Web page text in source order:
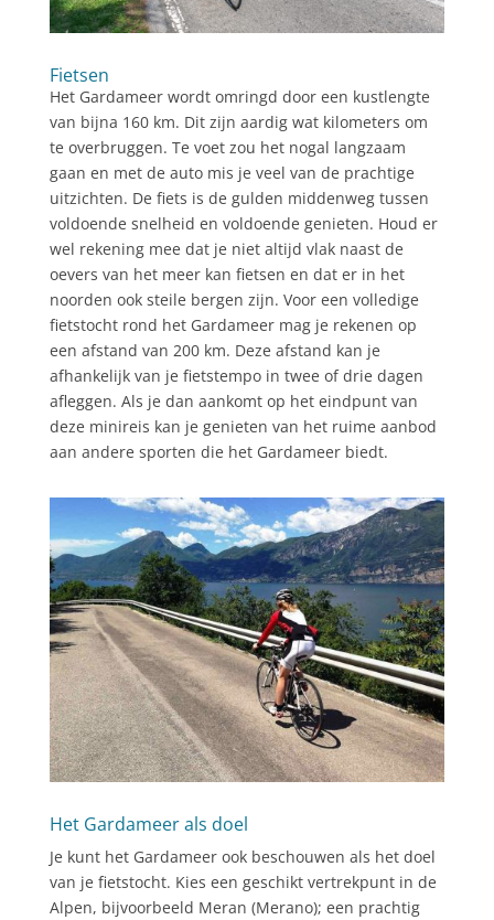
Fietsen
Het Gardameer wordt omringd door een kustlengte
van bijna 160 km. Dit zijn aardig wat kilometers om
te overbruggen. Te voet zou het nogal langzaam
gaan en met de auto mis je veel van de prachtige
uitzichten. De fiets is de gulden middenweg tussen
voldoende snelheid en voldoende genieten. Houd er
wel rekening mee dat je niet altijd vlak naast de
oevers van het meer kan fietsen en dat er in het
noorden ook steile bergen zijn. Voor een volledige
fietstocht rond het Gardameer mag je rekenen op
een afstand van 200 km. Deze afstand kan je
afhankelijk van je fietstempo in twee of drie dagen
afleggen. Als je dan aankomt op het eindpunt van
deze minireis kan je genieten van het ruime aanbod
aan andere sporten die het Gardameer biedt.
Het Gardameer als doel
Je kunt het Gardameer ook beschouwen als het doel
van je fietstocht. Kies een geschikt vertrekpunt in de
Alpen, bijvoorbeeld Meran (Merano); een prachtig